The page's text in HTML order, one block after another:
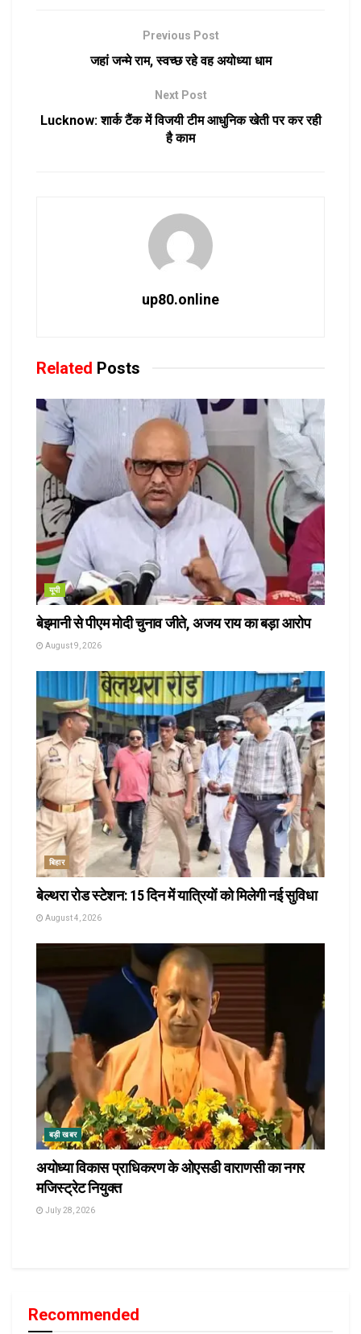
Previous Post
जहां जन्मे राम, स्वच्छ रहे वह अयोध्या धाम
Next Post
Lucknow: शार्क टैंक में विजयी टीम आधुनिक खेती पर कर रही
है काम
up80.online
Related Posts
यूपी
बेइमानी से पीएम मोदी चुनाव जीते, अजय राय का बड़ा आरोप
August 9, 2026
बिहार
बेल्थरा रोड स्टेशन: 15 दिन में यात्रियों को मिलेगी नई सुविधा
August 4, 2026
बड़ी खबर
अयोध्या विकास प्राधिकरण के ओएसडी वाराणसी का नगर
मजिस्ट्रेट नियुक्त
July 28, 2026
Recommended